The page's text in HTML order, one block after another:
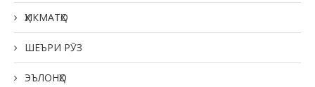
ҲИКМАТҲО
ШЕЪРИ РӮЗ
ЭЪЛОНҲО